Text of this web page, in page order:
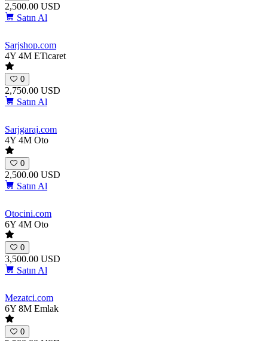
2,500.00 USD
Satın Al
Sarjshop.com
4Y 4M ETicaret
0
2,750.00 USD
Satın Al
Sarjgaraj.com
4Y 4M Oto
0
2,500.00 USD
Satın Al
Otocini.com
6Y 4M Oto
0
3,500.00 USD
Satın Al
Mezatci.com
6Y 8M Emlak
0